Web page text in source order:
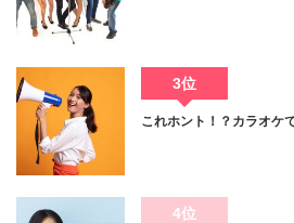
3位
これホント！？カラオケ
4位